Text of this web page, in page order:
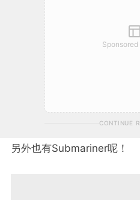
CONTINUE
另外也有Submariner呢！